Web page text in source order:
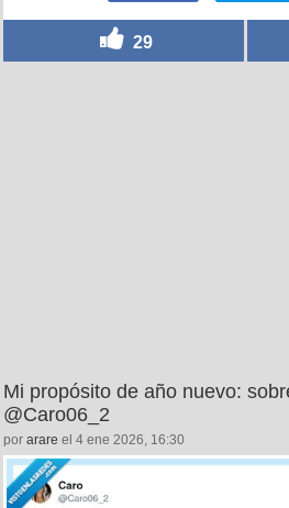
29
Mi propósito de año nuevo:
@Caro06_2
por arare el 4 ene 2026, 16:30